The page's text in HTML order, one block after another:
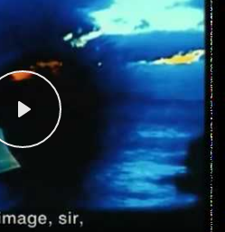
Play